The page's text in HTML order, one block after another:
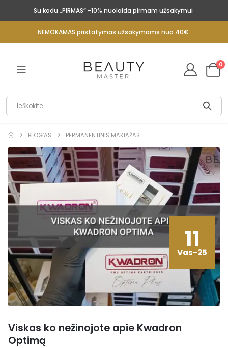
Su kodu „PIRMAS“ -10% nuolaida pirmam užsakymui
NEMOKAMAS pristatymas užsakymams nuo 40€
0
BLOG’AS PERMANENTINIS MAKIAŽAS
11
Vas-25
Viskas ko nežinojote apie Kwadron
Optimą